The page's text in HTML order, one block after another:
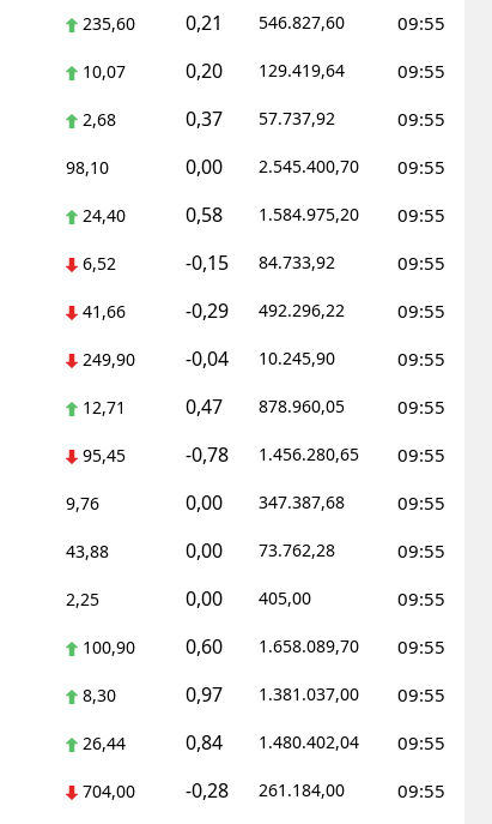
Kastamonu
235,60 0,21 546.827,60 09:55
10,07 0,20 129.419,64 09:55
2,68 0,37 57.737,92 09:55
98,10 0,00 2.545.400,70 09:55
24,40 0,58 1.584.975,20 09:55
6,52 -0,15 84.733,92 09:55
41,66 -0,29 492.296,22 09:55
249,90 -0,04 10.245,90 09:55
12,71 0,47 878.960,05 09:55
95,45 -0,78 1.456.280,65 09:55
9,76 0,00 347.387,68 09:55
43,88 0,00 73.762,28 09:55
2,25 0,00 405,00 09:55
100,90 0,60 1.658.089,70 09:55
8,30 0,97 1.381.037,00 09:55
26,44 0,84 1.480.402,04 09:55
704,00 -0,28 261.184,00 09:55